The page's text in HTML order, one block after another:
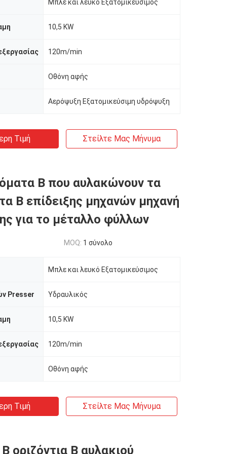
Μπλε και λευκό Εξατομικεύσιμος
10,5 KW
120m/min
Οθόνη αφής
Αερόψυξη Εξατομικεύσιμη υδρόψυξη
Τιμή Στείλτε Μας Μήνυμα
Β που αυλακώνουν τα
Β επίδειξης μηχανών μηχανή
για το μέταλλο φύλλων
MOQ: 1 σύνολο
Μπλε και λευκό Εξατομικεύσιμος
Presser Υδραυλικός
10,5 KW
120m/min
Οθόνη αφής
Τιμή Στείλτε Μας Μήνυμα
οριζόντια Β αυλακιού